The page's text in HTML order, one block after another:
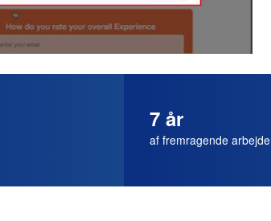
7 år
af fremragende arbejde